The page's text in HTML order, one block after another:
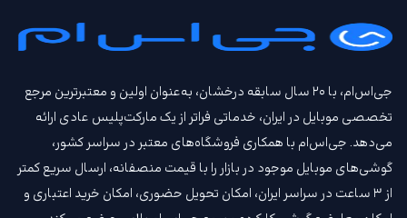
جی‌اس‌ام، با ۲۰ سال سابقه درخشان، به‌عنوان اولین و معتبرترین مرجع
تخصصی موبایل در ایران، خدماتی فراتر از یک مارکت‌پلیس عادی ارائه
می‌دهد. جی‌اس‌ام با همکاری فروشگاه‌های معتبر در سراسر کشور،
گوشی‌های موبایل موجود در بازار را با قیمت‌ منصفانه، ارسال سریع کمتر
از ۳ ساعت در سراسر ایران، امکان تحویل حضوری، امکان خرید اعتباری و